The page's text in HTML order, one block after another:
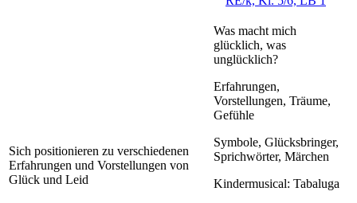
Sich positionieren zu verschiedenen
Erfahrungen und Vorstellungen von
Glück und Leid
Was macht mich
glücklich, was
unglücklich?
Erfahrungen,
Vorstellungen, Träume,
Gefühle
Symbole, Glücksbringer,
Sprichwörter, Märchen
Kindermusical: Tabaluga